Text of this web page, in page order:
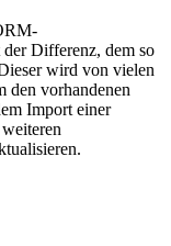
Differenz, dem so
wird von vielen
den vorhandenen
Import einer